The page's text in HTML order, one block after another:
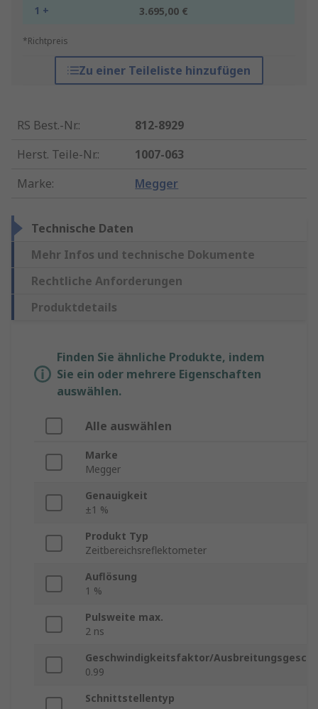
1 + 3.695,00 €
*Richtpreis
Zu einer Teileliste hinzufügen
RS Best.-Nr.:
812-8929
Herst. Teile-Nr.:
1007-063
Marke: Megger
Technische Daten
Mehr Infos und technische Dokumente
Rechtliche Anforderungen
Produktdetails
Finden Sie ähnliche Produkte, indem
Sie ein oder mehrere Eigenschaften
auswählen.
Alle auswählen
Marke
Megger
Genauigkeit
±1 %
Produkt Typ
Zeitbereichsreflektometer
Auflösung
1 %
Pulsweite max.
2 ns
Geschwindigkeitsfaktor/
0.99
Schnittstellentyp